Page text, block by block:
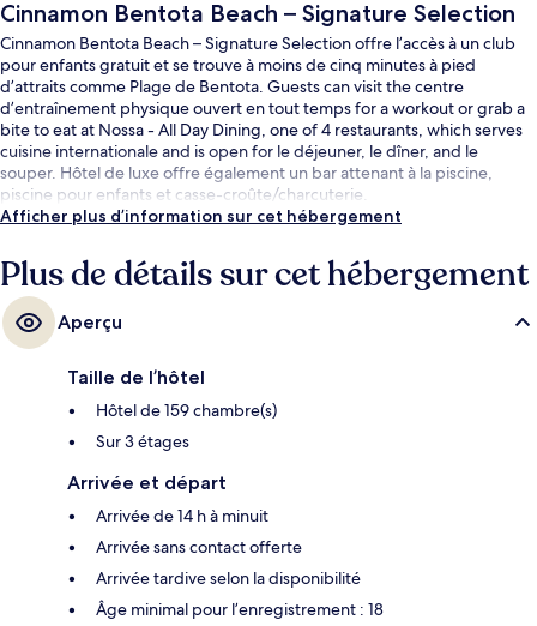
Cinnamon Bentota Beach – Signature Selection
Cinnamon Bentota Beach – Signature Selection offre l’accès à un club
pour enfants gratuit et se trouve à moins de cinq minutes à pied
d’attraits comme Plage de Bentota. Guests can visit the centre
d’entraînement physique ouvert en tout temps for a workout or grab a
bite to eat at Nossa - All Day Dining, one of 4 restaurants, which serves
cuisine internationale and is open for le déjeuner, le dîner, and le
souper. Hôtel de luxe offre également un bar attenant à la piscine,
piscine pour enfants et casse-croûte/charcuterie.
Afficher plus d’information sur cet hébergement
Plus de détails sur cet hébergement
Aperçu
Taille de l’hôtel
Hôtel de 159 chambre(s)
Sur 3 étages
Arrivée et départ
Arrivée de 14 h à minuit
Arrivée sans contact offerte
Arrivée tardive selon la disponibilité
Âge minimal pour l’enregistrement : 18